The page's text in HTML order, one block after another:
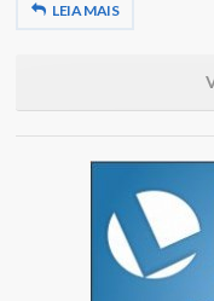
LEIA MAIS